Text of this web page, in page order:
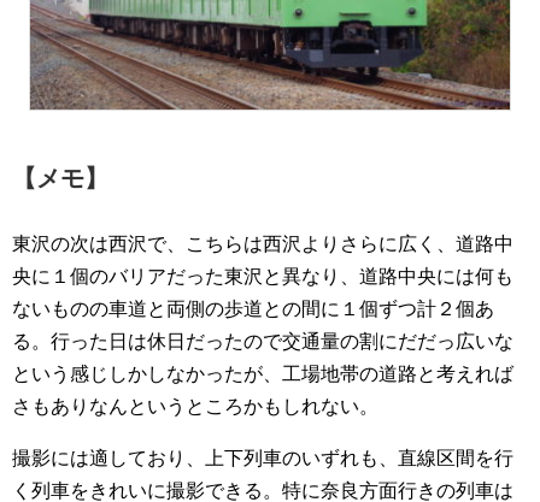
【メモ】
東沢の次は西沢で、こちらは西沢よりさらに広く、道路中
央に１個のバリアだった東沢と異なり、道路中央には何も
ないものの車道と両側の歩道との間に１個ずつ計２個あ
る。行った日は休日だったので交通量の割にだだっ広いな
という感じしかしなかったが、工場地帯の道路と考えれば
さもありなんというところかもしれない。
撮影には適しており、上下列車のいずれも、直線区間を行
く列車をきれいに撮影できる。特に奈良方面行きの列車は